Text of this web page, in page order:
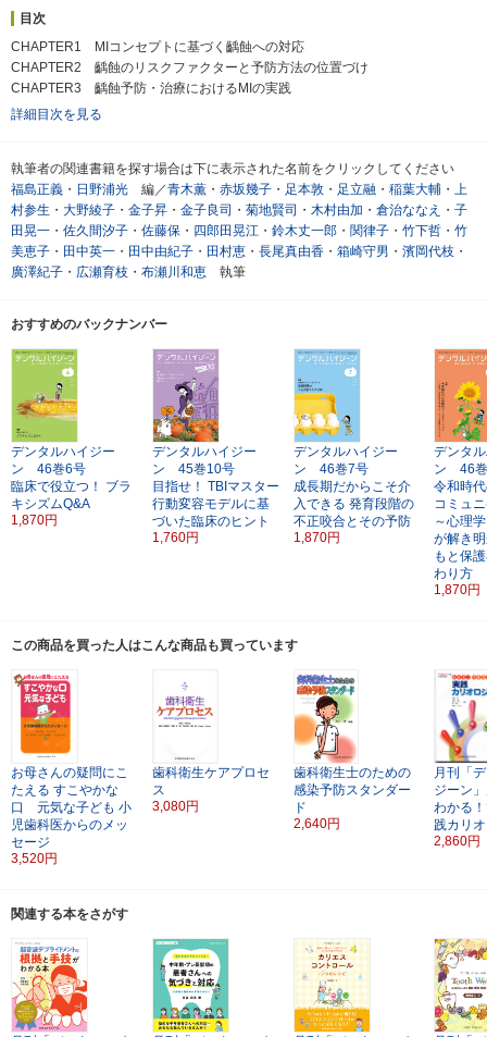
目次
CHAPTER1 MIコンセプトに基づく齲蝕への対応
CHAPTER2 齲蝕のリスクファクターと予防方法の位置づけ
CHAPTER3 齲蝕予防・治療におけるMIの実践
詳細目次を見る
執筆者の関連書籍を探す場合は下に表示された名前をクリックしてください
福島正義 ・ 日野浦光 編／青木薫 ・ 赤坂幾子 ・ 足本敦 ・ 足立融 ・ 稲葉大輔 ・ 上
村参生 ・ 大野綾子 ・ 金子昇 ・ 金子良司 ・ 菊地賢司 ・ 木村由加 ・ 倉治ななえ ・ 子
田晃一 ・ 佐久間汐子 ・ 佐藤保 ・ 四郎田晃江 ・ 鈴木丈一郎 ・ 関律子 ・ 竹下哲 ・ 竹
美恵子 ・ 田中英一 ・ 田中由紀子 ・ 田村恵 ・ 長尾真由香 ・ 箱崎守男 ・ 濱岡代枝 ・
廣澤紀子 ・ 広瀬育枝 ・ 布瀬川和恵 執筆
おすすめのバックナンバー
デンタルハイジー
ン 46巻6号
臨床で役立つ！
ブラ
キシズムQ&A
1,870円
デンタルハイジー
ン 45巻10号
目指せ！ TBIマスター
行動変容モデルに基
づいた臨床のヒント
1,760円
デンタルハイジー
ン 46巻7号
成長期だからこそ介
入できる 発育段階の
不正咬合とその予防
1,870円
デンタ
ン 46
令和時
コミュ
～心理
が解き
もと保
わり方
1,870円
この商品を買った人はこんな商品も買っています
お母さんの疑問にこ
たえる すこやかな
口 元気な子ども 小
児歯科医からのメッ
セージ
3,520円
歯科衛生ケアプロセ
ス
3,080円
歯科衛生士のための
感染予防スタンダー
ド
2,640円
月刊「
ジーン
わかる
践カリ
2,860円
関連する本をさがす